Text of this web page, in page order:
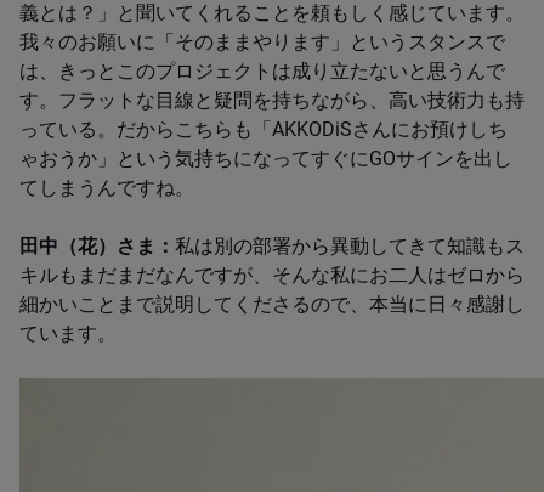
義とは？」と聞いてくれることを頼もしく感じています。
我々のお願いに「そのままやります」というスタンスで
は、きっとこのプロジェクトは成り立たないと思うんで
す。フラットな目線と疑問を持ちながら、高い技術力も持
っている。だからこちらも「AKKODiSさんにお預けしち
ゃおうか」という気持ちになってすぐにGOサインを出し
てしまうんですね。
田中（花）さま： 私は別の部署から異動してきて知識もス
キルもまだまだなんですが、そんな私にお二人はゼロから
細かいことまで説明してくださるので、本当に日々感謝し
ています。